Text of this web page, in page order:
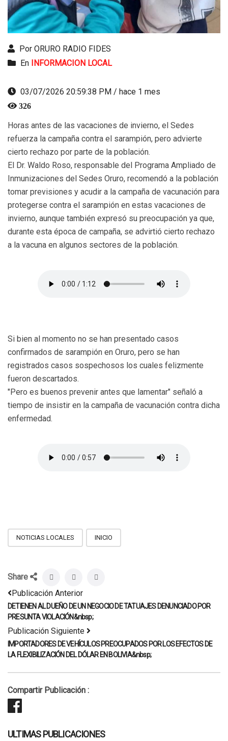
Por ORURO RADIO FIDES
En INFORMACION LOCAL
03/07/2026 20:59:38 PM / hace 1 mes
326
Horas antes de las vacaciones de invierno, el Sedes
refuerza la campaña contra el sarampión, pero advierte
cierto rechazo por parte de la población.
El Dr. Waldo Roso, responsable del Programa Ampliado de
Inmunizaciones del Sedes Oruro, recomendó a la población
tomar previsiones y acudir a la campaña de vacunación para
protegerse contra el sarampión en estas vacaciones de
invierno, aunque también expresó su preocupación ya que,
durante esta época de campaña, se advirtió cierto rechazo
a la vacuna en algunos sectores de la población.
Si bien al momento no se han presentado casos
confirmados de sarampión en Oruro, pero se han
registrados casos sospechosos los cuales felizmente
fueron descartados.
"Pero es buenos prevenir antes que lamentar" señaló a
tiempo de insistir en la campaña de vacunación contra dicha
enfermedad.
NOTICIAS LOCALES INICIO
Share
Publicación Anterior
DETIENEN AL DUEÑO DE UN NEGOCIO DE TATUAJES DENUNCIADO POR
PRESUNTA VIOLACIÓN&nbsp;
Publicación Siguiente
IMPORTADORES DE VEHÍCULOS PREOCUPADOS POR LOS EFECTOS DE
LA FLEXIBILIZACIÓN DEL DÓLAR EN BOLIVIA&nbsp;
Compartir Publicación :
ULTIMAS PUBLICACIONES